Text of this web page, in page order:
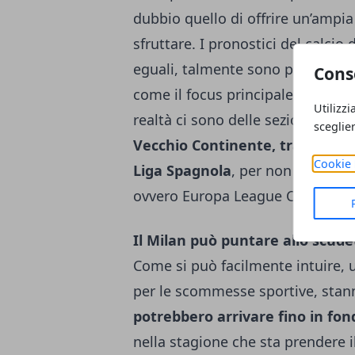
Cookie
dubbio quello di offrire
sfruttare. I pronostici del calcio
eguali, talmente sono precisi e
come il focus principale abbia
realtà ci sono delle sezioni
Vecchio Continente, tra cui
Liga Spagnola, per non parlare
ovvero Europa League
Il Milan può puntare allo
Come si può facilmente intuire,
per le scommesse sportive,
potrebbero arrivare fino in
nella stagione che sta prendere